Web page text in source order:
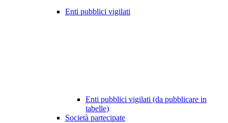
Enti pubblici vigilati
Enti pubblici vigilati (da pubblicare in
tabelle)
Società partecipate